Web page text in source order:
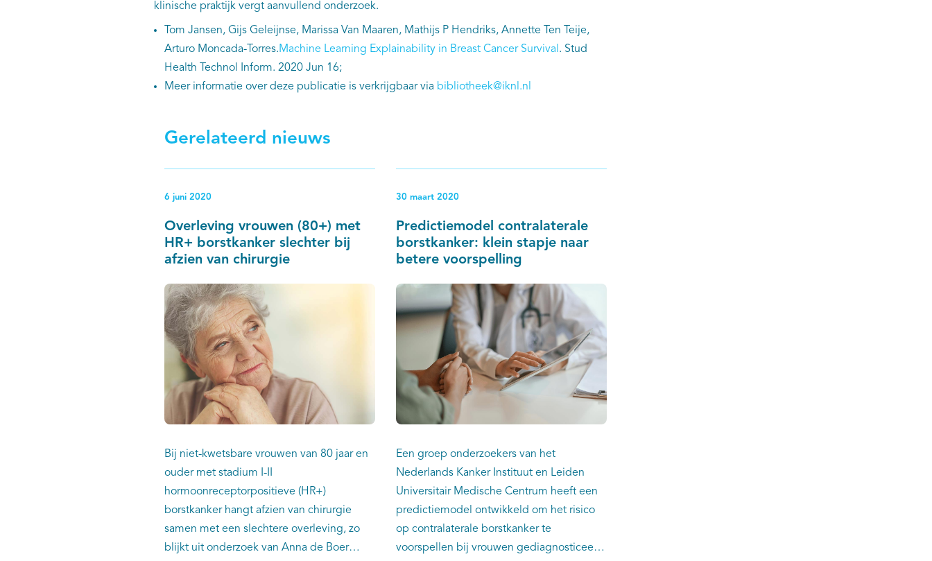
klinische praktijk vergt aanvullend onderzoek.
Tom Jansen, Gijs Geleijnse, Marissa Van Maaren, Mathijs P Hendriks, Annette Ten Teije,
Arturo Moncada-Torres.Machine Learning Explainability in Breast Cancer Survival. Stud
Health Technol Inform. 2020 Jun 16;
Meer informatie over deze publicatie is verkrijgbaar via bibliotheek@iknl.nl
Gerelateerd nieuws
6 juni 2020
Overleving vrouwen (80+) met
HR+ borstkanker slechter bij
afzien van chirurgie
Bij niet-kwetsbare vrouwen van 80 jaar en
ouder met stadium I-II
hormoonreceptorpositieve (HR+)
borstkanker hangt afzien van chirurgie
samen met een slechtere overleving, zo
blijkt uit onderzoek van Anna de Boer
30 maart 2020
Predictiemodel contralaterale
borstkanker: klein stapje naar
betere voorspelling
Een groep onderzoekers van het
Nederlands Kanker Instituut en Leiden
Universitair Medische Centrum heeft een
predictiemodel ontwikkeld om het risico
op contralaterale borstkanker te
voorspellen bij vrouwen gediagnosticeerd